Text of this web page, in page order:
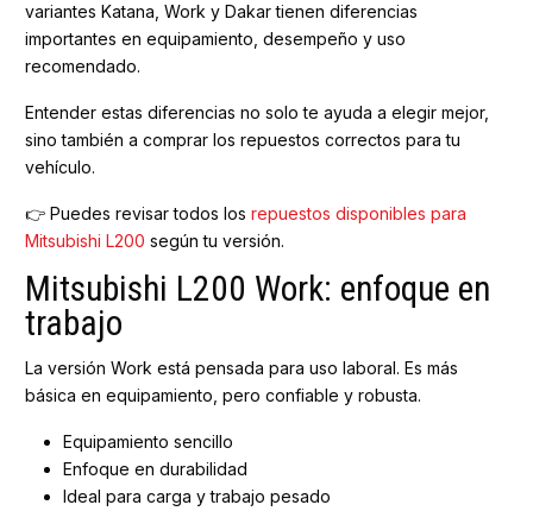
variantes Katana, Work y Dakar tienen diferencias
importantes en equipamiento, desempeño y uso
recomendado.
Entender estas diferencias no solo te ayuda a elegir mejor,
sino también a comprar los repuestos correctos para tu
vehículo.
👉 Puedes revisar todos los repuestos disponibles para
Mitsubishi L200 según tu versión.
Mitsubishi L200 Work: enfoque en
trabajo
La versión Work está pensada para uso laboral. Es más
básica en equipamiento, pero confiable y robusta.
Equipamiento sencillo
Enfoque en durabilidad
Ideal para carga y trabajo pesado